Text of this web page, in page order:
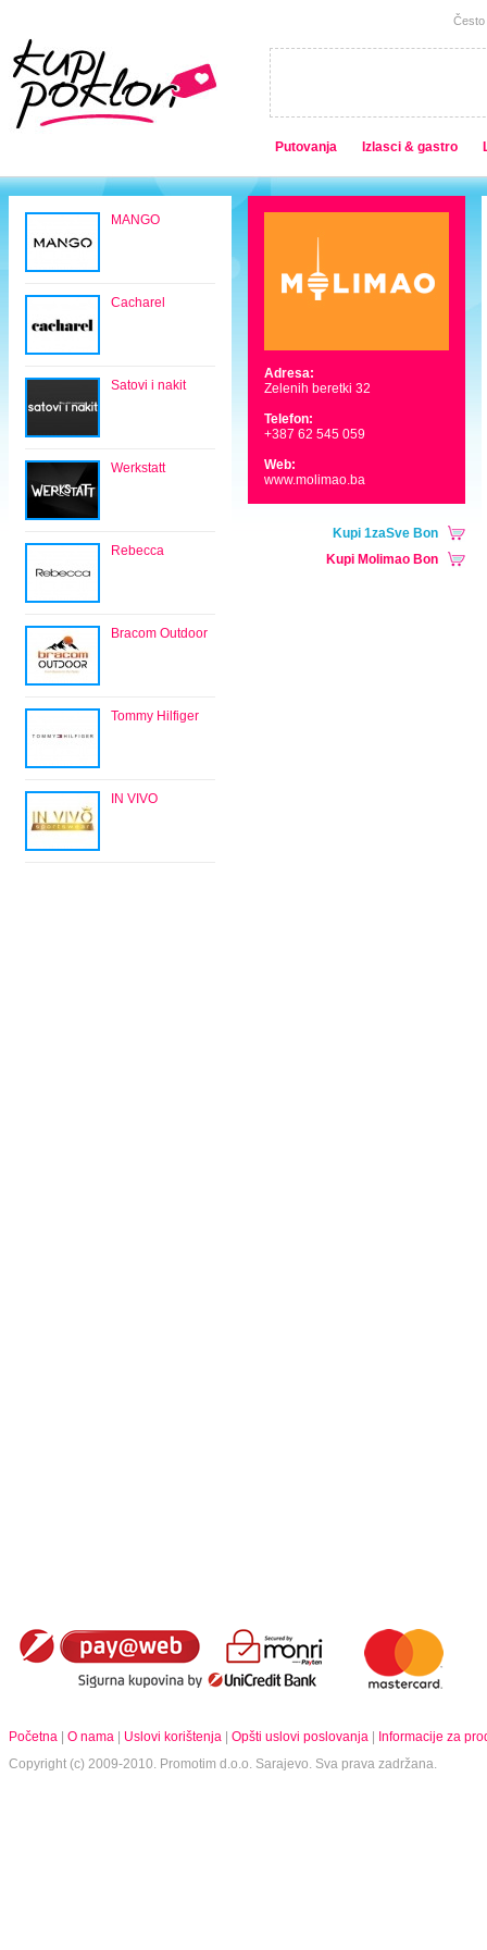
Često
Putovanja Izlasci & gastro
MANGO
Cacharel
Satovi i nakit
Werkstatt
Rebecca
Bracom Outdoor
Tommy Hilfiger
IN VIVO
Adresa:
Zelenih beretki 32
Telefon:
+387 62 545 059
Web:
www.molimao.ba
Kupi 1zaSve Bon
Kupi Molimao Bon
Početna O nama Uslovi korištenja Opšti uslovi poslovanja
Informacije za
Copyright (c) 2009-2010. Promotim d.o.o. Sarajevo. Sva prava zadržana.